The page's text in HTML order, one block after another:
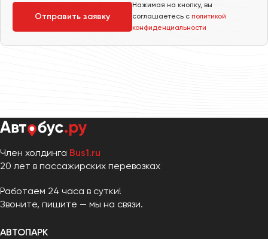
Отправить заявку
Нажимая на кнопку, вы
соглашаетесь с политикой
конфиденциальности
Член холдинга Bus1.ru
20 лет в пассажирских перевозках
Работаем 24 часа в сутки!
Звоните, пишите — мы на связи.
АВТОПАРК